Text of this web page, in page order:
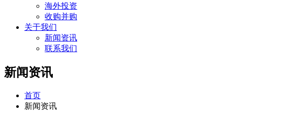
海外投资
收购并购
关于我们
新闻资讯
联系我们
新闻资讯
首页
新闻资讯